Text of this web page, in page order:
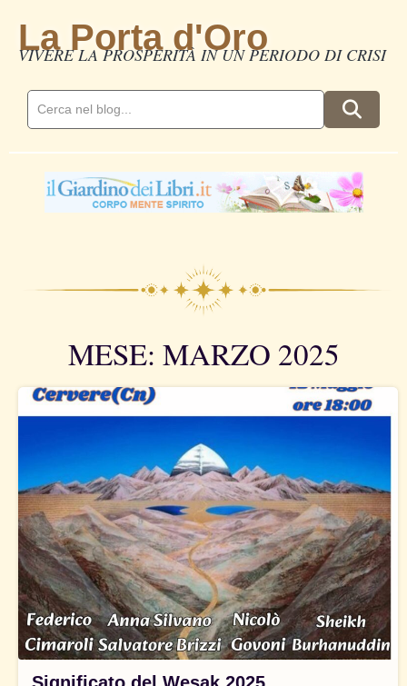
La Porta d'Oro
VIVERE LA PROSPERITÀ IN UN PERIODO DI CRISI
MESE: MARZO 2025